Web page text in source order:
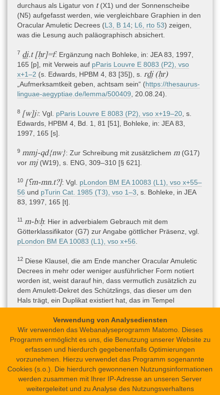
Ursprünglicher Verwendungskontext
Amulettpapyri wie der hier vorliegende Text wurden aufgerollt in
einem kleinen Behälter, der aus Leder, Holz oder Metall
Bourriau/Ray, in: JEA 61, 1975, 257–258), um den Hals getragen
und diente somit als Apotropaion (vgl. hierzu Roß, Schutz von
Kindern, 40–44). Die Amulette wurden vermutlich in erster Linie
für Kinder hergestellt (vgl. Roß, Schutz von Kindern, 26–36;
Adderly, Personal Religion, 193; Edwards, HPBM 4, xvi), wobei es
Kinder gehandelt haben könnte (Roß, ebd.). Wilfong (in: JEA 99,
2013, 295–300) geht davon aus, dass die Länge des
beschrifteten Papyrusstreifens mit der Größe des Kindes
eine schwangere Frau belegt (pIFAO H40: Koenig, in: BIFAO 118,
2018, 233–239), doch ist der Text leider nur fragmentarisch
Länge des Dokumentes erzielt werden können.
Organisch » Faser, Pflanzliche und Tierische » Papyrus
Objekttyp
Artefakt » Schriftmedien » Schreibblatt
Technische Daten
Der Papyrus ist bis auf einige Ausbrüche am rechten Rand, die
dadurch entstanden sind, dass er ursprünglich aufgerollt gewesen
18,5 cm lange Papyrus ist nur auf einer Seite beschrieben.
Bohleke (in: JEA 83, 1997, 156) beschreibt mit einem Verweis auf
Edwards (HPBM 4, Bd. 1, xii), dass die Oracular Amuletic Decrees
in der Art von Privatbriefen der Ramessidenzeit auf der Seite des
Papyrus beginnen, bei der die Fasern vertikal verlaufen. Zu dem
hier vorliegenden Papyrus bemerkt er lediglich: „It preserves 36
lines of text on one side, (...)“ (ebd.). Hieraus könnte man
schließen, dass auch dieser Text auf der Seite des Papyrus
durchaus als Ligatur von t(X1) und der Sonnenscheibe
(N5) aufgefasst werden, wie vergleichbare Graphien in den
Oracular Amuletic Decrees (L3, B 14; L6, rto 53) zeigen,
was die Lesung auch paläographisch absichert.
7 ḏi̯.t [ḥr]=f: Ergänzung nach Bohleke, in: JEA 83, 1997,
165 [p], mit Verweis auf pParis Louvre E 8083 (P2), vso
x+1–2 (s. Edwards, HPBM 4, 83 [35]), s. rḏi̯ (ḥr)
„Aufmerksamtkeit geben, achtsam sein“ (https://thesaurus-
linguae-aegyptiae.de/lemma/500409 , 20.08.24).
8 [w]jꜣ: Vgl. pParis Louvre E 8083 (P2), vso x+19–20 , s.
Edwards, HPBM 4, Bd. 1, 81 [51], Bohleke, in: JEA 83,
1997, 165 [s].
9 mmj-qd{nw}: Zur Schreibung mit zusätzlichem m(G17)
vor mj(W19), s. ENG, 309–310 [§ 621].
10 [⸮m-mn.t?]: Vgl. pLondon BM EA 10083 (L1), vso x+55–
56 und pTurin Cat. 1985 (T3), vso 1–3 , s. Bohleke, in JEA
83, 1997, 165 [t].
11 m-bꜣḥ: Hier in adverbialem Gebrauch mit dem
Götterklassifikator (G7) zur Angabe göttlicher Präsenz, vgl.
pLondon BM EA 10083 (L1), vso x+56
12 Diese Klausel, die am Ende mancher Oracular Amuletic
Decrees in mehr oder weniger ausführlicher Form notiert
worden ist, weist darauf hin, dass vermutlich zusätzlich zu
dem Amulett-Dekret des Schützlings, das dieser um den
Hals trägt, ein Duplikat existiert hat, das im Tempel
aufbewahrt wurde, s. Römer, Götterherrschaft, 269 [§ 293].
Verwendung von Analysediensten
Wir verwenden das Webanalyseprogramm Matomo. Dieses
Programm ermöglicht es uns, die Benutzung unserer Website zu
erfassen und hierdurch gegebenenfalls Optimierungen
vorzunehmen. Hierzu verwendet das Programm sogenannte
Cookies (s.o.). Die hierdurch gewonnenen Nutzungsinformationen
werden zusammen mit Ihrer IP-Adresse an unseren Server
weitergeleitet und zu Analyse des Nutzungsverhaltens
Zitationshinweis
Dr. Anke Ilona Blöbaum, Dr. Anke Ilona Blöbaum :Oracular Amuletic
Decree CMA (Papyrus Cleveland CMA 14.723). In: Science in Ancient